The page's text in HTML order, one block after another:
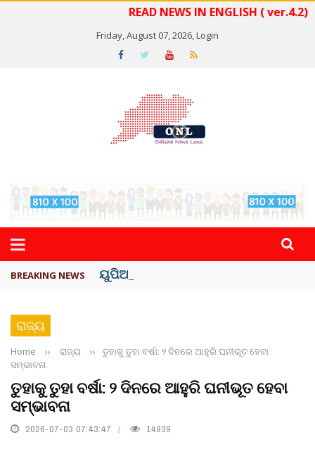
READ NEWS IN ENGLISH ( ver.4.2)
Friday, August 07, 2026,Login
BREAKING NEWS ୟୁପିଆଇ ଓ ଅନ୍ୟାନ୍ୟ ଡିଜିଟାଲ୍ ନେଣଦେଣ ...
ରାଜ୍ୟ
Home ›› ରାଜ୍ୟ ››
ତୁହାକୁ ତୁହା ବର୍ଷା: ୨ ଦିନରେ ଆହୁରି ଘନୀଭୂତ ହେବା
ସମ୍ଭାବନା
ତୁହାକୁ ତୁହା ବର୍ଷା: ୨ ଦିନରେ ଆହୁରି ଘନୀଭୂତ ହେବା
ସମ୍ଭାବନା
2026-07-03 07:43:47 14939